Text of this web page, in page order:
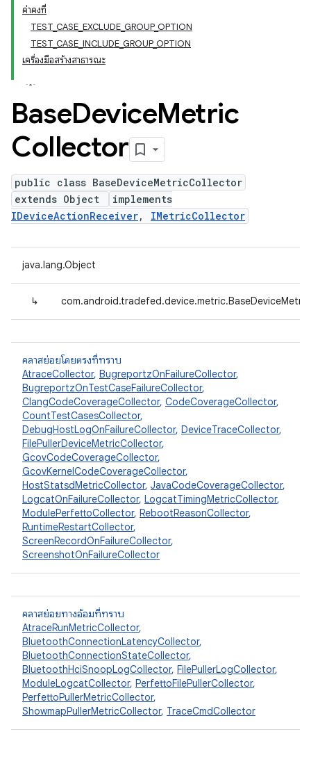
ค่าคงที่
TEST_CASE_EXCLUDE_GROUP_OPTION
TEST_CASE_INCLUDE_GROUP_OPTION
เครื่องมือสร้างสาธารณะ
BaseDeviceMetric
Collector
public class BaseDeviceMetricCollector
extends Object
implements
IDeviceActionReceiver, IMetricCollector
java.lang.Object
↳
คลาสย่อยโดยตรงที่ทราบ
AtraceCollector, BugreportzOnFailureCollector,
BugreportzOnTestCaseFailureCollector,
ClangCodeCoverageCollector, CodeCoverageCollector,
CountTestCasesCollector,
DebugHostLogOnFailureCollector, DeviceTraceCollector,
FilePullerDeviceMetricCollector,
GcovCodeCoverageCollector,
GcovKernelCodeCoverageCollector,
HostStatsdMetricCollector, JavaCodeCoverageCollector,
LogcatOnFailureCollector, LogcatTimingMetricCollector,
ModulePerfettoCollector, RebootReasonCollector,
RuntimeRestartCollector,
ScreenRecordOnFailureCollector,
ScreenshotOnFailureCollector
คลาสย่อยทางอ้อมที่ทราบ
AtraceRunMetricCollector,
BluetoothConnectionLatencyCollector,
BluetoothConnectionStateCollector,
BluetoothHciSnoopLogCollector, FilePullerLogCollector,
ModuleLogcatCollector, PerfettoFilePullerCollector,
PerfettoPullerMetricCollector,
ShowmapPullerMetricCollector, TraceCmdCollector